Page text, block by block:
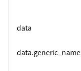
data
data.generic_name